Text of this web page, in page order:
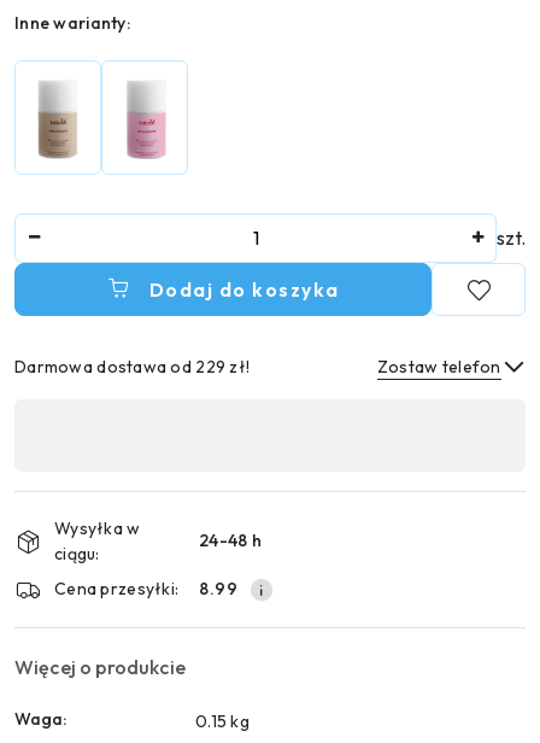
Wariant
Inne warianty:
szt.
Dodaj do koszyka
Darmowa dostawa od 229 zł! Zostaw telefon
płatność
dostawa
Wysyłka w
ciągu:
24-48 h
Cena przesyłki: 8.99
Więcej o produkcie
Waga: 0.15 kg